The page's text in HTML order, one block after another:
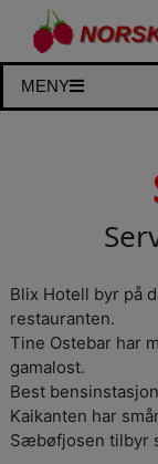
MENY
Blix Hotell byr på
restauranten.
Tine Ostebar har
gamalost.
Best
Kaikanten har
Sæbøfjosen tilbyr